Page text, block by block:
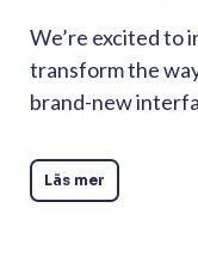
We’re excited to
transform the
brand-new
Läs mer